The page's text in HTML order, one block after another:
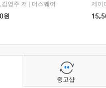
영주 저
더스퀘어
원
중고샵